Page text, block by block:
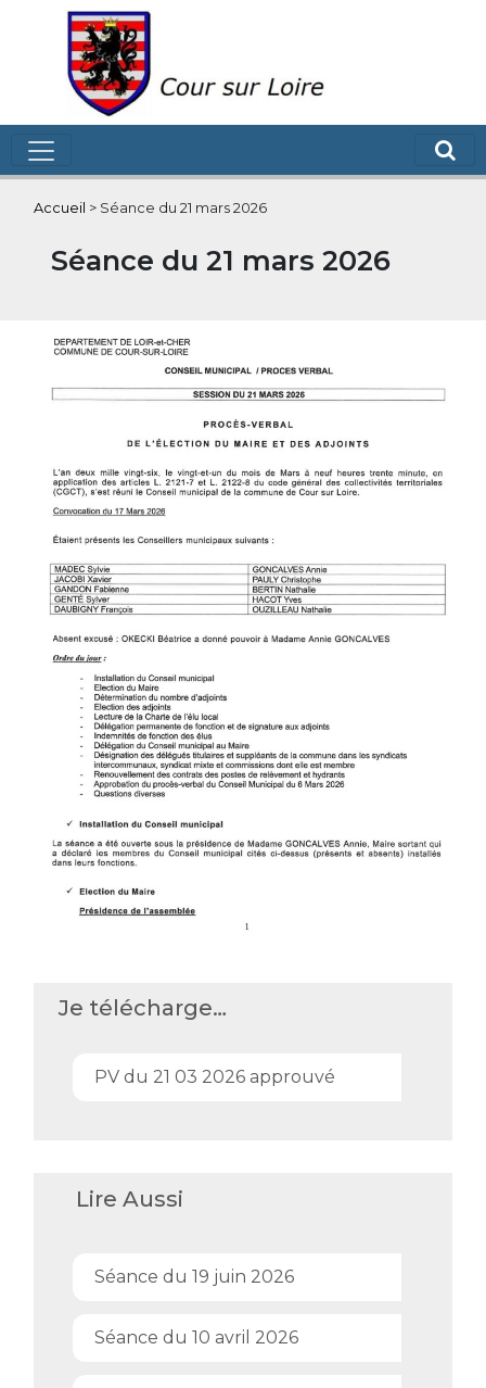
Accueil > Séance du 21 mars 2026
Séance du 21 mars 2026
Je télécharge…
PV du 21 03 2026 approuvé
Lire Aussi
Séance du 19 juin 2026
Séance du 10 avril 2026